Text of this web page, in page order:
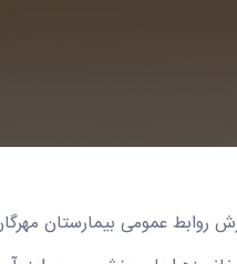
روابط عمومی بیمارستان